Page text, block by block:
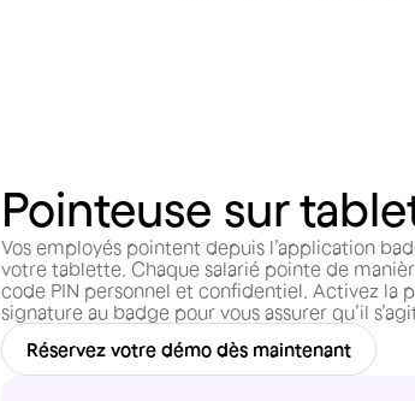
Pointeuse sur
Vos employés pointent depuis l’application
votre tablette. Chaque salarié pointe de
code PIN personnel et confidentiel. Activez la
signature au badge pour vous assurer qu’il
Réservez votre démo dès maintenant